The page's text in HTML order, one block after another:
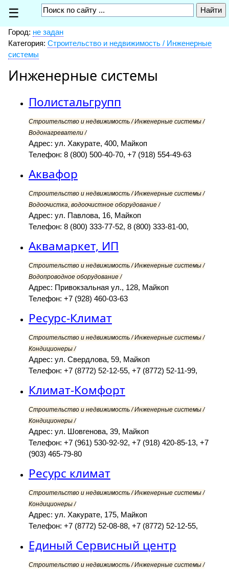
☰
Город: не задан
Категория: Строительство и недвижимость / Инженерные
системы
Инженерные системы
Полистальгрупп
Строительство и недвижимость / Инженерные системы /
Водонагреватели /
Адрес: ул. Хакурате, 400, Майкоп
Телефон: 8 (800) 500-40-70, +7 (918) 554-49-63
Аквафор
Строительство и недвижимость / Инженерные системы /
Водоочистка, водоочистное оборудование /
Адрес: ул. Павлова, 16, Майкоп
Телефон: 8 (800) 333-77-52, 8 (800) 333-81-00,
Аквамаркет, ИП
Строительство и недвижимость / Инженерные системы /
Водопроводное оборудование /
Адрес: Привокзальная ул., 128, Майкоп
Телефон: +7 (928) 460-03-63
Ресурс-Климат
Строительство и недвижимость / Инженерные системы /
Кондиционеры /
Адрес: ул. Свердлова, 59, Майкоп
Телефон: +7 (8772) 52-12-55, +7 (8772) 52-11-99,
Климат-Комфорт
Строительство и недвижимость / Инженерные системы /
Кондиционеры /
Адрес: ул. Шовгенова, 39, Майкоп
Телефон: +7 (961) 530-92-92, +7 (918) 420-85-13, +7
(903) 465-79-80
Ресурс климат
Строительство и недвижимость / Инженерные системы /
Кондиционеры /
Адрес: ул. Хакурате, 175, Майкоп
Телефон: +7 (8772) 52-08-88, +7 (8772) 52-12-55,
Единый Сервисный центр
Строительство и недвижимость / Инженерные системы /